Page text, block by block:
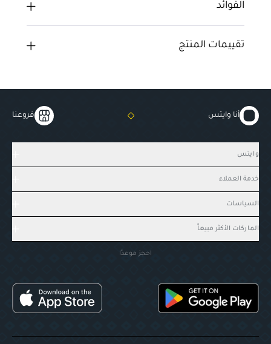
الفوائد
تقييمات المنتج
أنا وايتس فروعنا
وايتس
خدمة العملاء
السياسات
الماركات الأكثر مبيعاً
احجز موعدًا